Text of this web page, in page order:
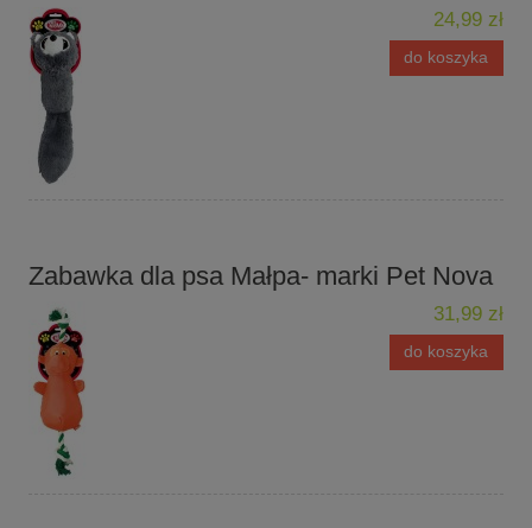
24,99 zł
do koszyka
Zabawka dla psa Małpa- marki Pet Nova
31,99 zł
do koszyka